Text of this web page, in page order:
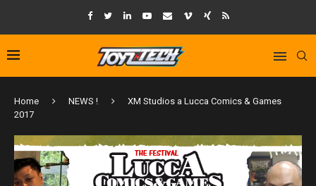
Home NEWS !
XM Studios a Lucca Comics & Games
2017